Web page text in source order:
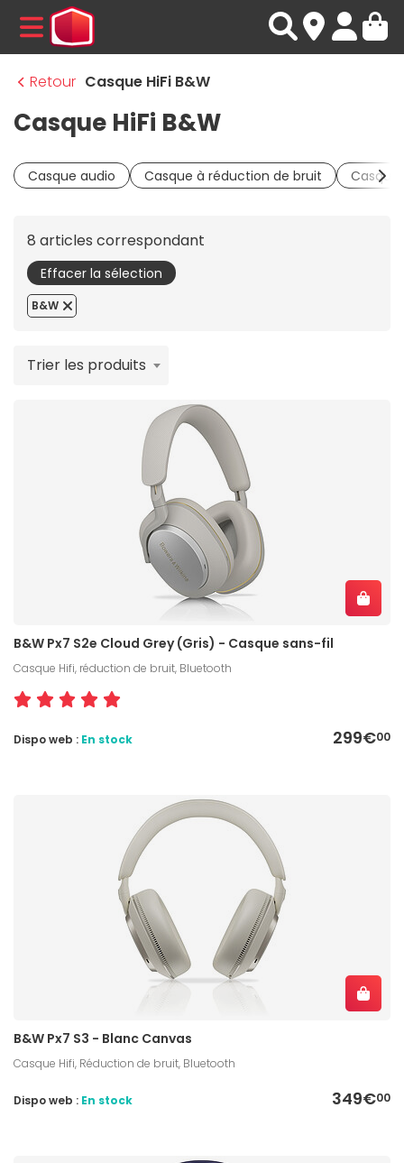
MENU
Retour Casque HiFi B&W
Casque HiFi B&W
Casque audio Casque à réduction de bruit Casque
8 articles correspondant
Effacer la sélection
B&W
Trier les produits
B&W Px7 S2e Cloud Grey (Gris) - Casque sans-fil
Casque Hifi, réduction de bruit, Bluetooth
299€00
Dispo web : En stock
B&W Px7 S3 - Blanc Canvas
Casque Hifi, Réduction de bruit, Bluetooth
349€00
Dispo web : En stock